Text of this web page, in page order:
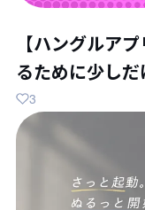
【ハングルア
るために少し
3